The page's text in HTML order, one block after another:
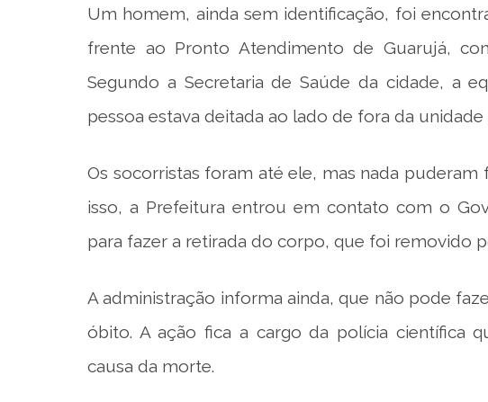
Um homem, ainda sem identificação, foi
frente ao Pronto Atendimento de Guarujá,
Segundo a Secretaria de Saúde da cidade, a
pessoa estava deitada ao lado de fora da unidade
Os socorristas foram até ele, mas nada puderam
isso, a Prefeitura entrou em contato com o
para fazer a retirada do corpo, que foi removido
A administração informa ainda, que não pode
óbito. A ação fica a cargo da polícia científica
causa da morte.